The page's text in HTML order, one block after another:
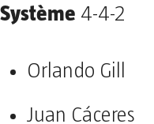
Système 4-4-2
Orlando Gill
Juan Cáceres